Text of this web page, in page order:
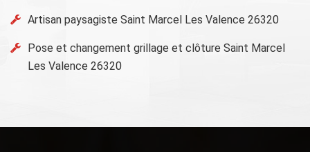
Artisan paysagiste Saint Marcel Les Valence 26320
Pose et changement grillage et clôture Saint Marcel
Les Valence 26320